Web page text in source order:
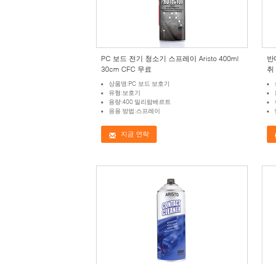
PC 보드 전기 청소기 스프레이 Aristo 400ml
30cm CFC 무료
상품명:PC 보드 보호기
유형:보호기
용량:400 밀리람베르트
응용 방법:스프레이
지금 연락
반
취